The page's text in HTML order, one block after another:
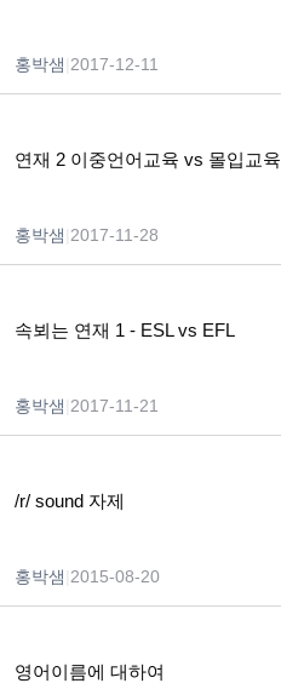
홍박샘 2017-12-11
연재 2 이중언어교육 vs 몰입교육
홍박샘 2017-11-28
속뵈는 연재 1 - ESL vs EFL
홍박샘 2017-11-21
/r/ sound 자제
홍박샘 2015-08-20
영어이름에 대하여